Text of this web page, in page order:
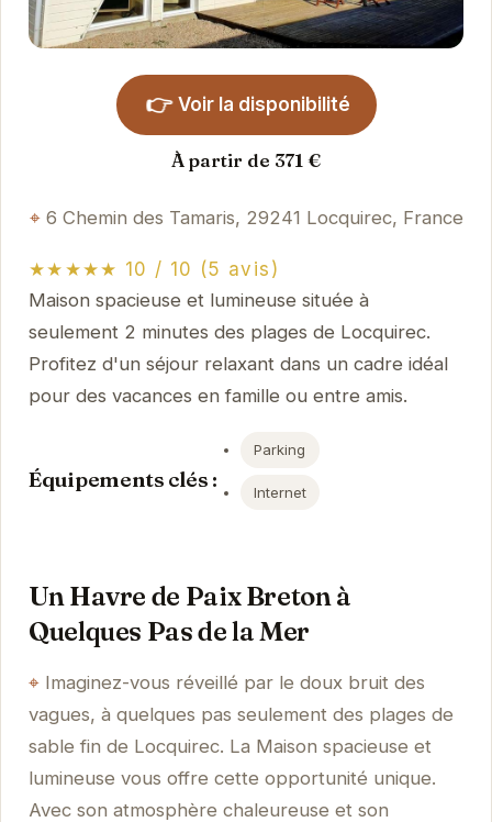
👉 Voir la disponibilité
À partir de 371 €
6 Chemin des Tamaris, 29241 Locquirec, France
★★★★★ 10 / 10 (5 avis)
Maison spacieuse et lumineuse située à
seulement 2 minutes des plages de Locquirec.
Profitez d'un séjour relaxant dans un cadre idéal
pour des vacances en famille ou entre amis.
Équipements clés :
Parking
Internet
Un Havre de Paix Breton à
Quelques Pas de la Mer
Imaginez-vous réveillé par le doux bruit des
vagues, à quelques pas seulement des plages de
sable fin de Locquirec. La Maison spacieuse et
lumineuse vous offre cette opportunité unique.
Avec son atmosphère chaleureuse et son